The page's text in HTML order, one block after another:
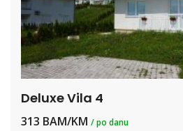
Deluxe Vila 4
313 BAM/KM / po danu